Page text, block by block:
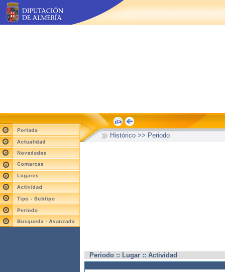
Histórico >> Periodo
Periodo :: Lugar :: Actividad